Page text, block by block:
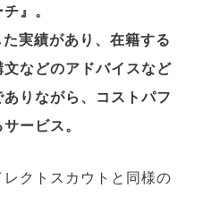
』。
実績があり、在籍する
などのアドバイスなど
りながら、コストパフ
ービス。
クトスカウトと同様の